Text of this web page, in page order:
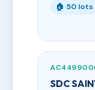
🏠 50 lots
SDC